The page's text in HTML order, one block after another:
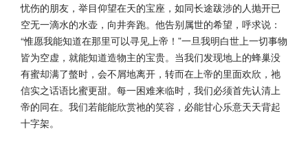
忧伤的朋友，举目仰望在天的宝座，如同长途跋涉的人抛开已
空无一滴水的水壶，向井奔跑。他告别属世的希望，呼求说：
“惟愿我能知道在那里可以寻见上帝！”一旦我明白世上一切事物
皆为空虚，就能知道造物主的宝贵。当我们发现地上的蜂巢没
有蜜却满了螫时，会不屑地离开，转而在上帝的里面欢欣，祂
信实之话语比蜜更甜。每一困难来临时，我们必须首先认清上
帝的同在。我们若能能欣赏祂的笑容，必能甘心乐意天天背起
十字架。